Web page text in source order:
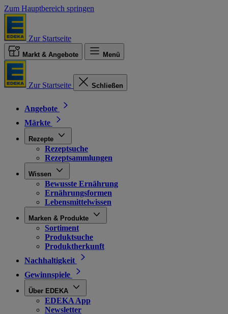
Zum Hauptbereich springen
Zur Startseite
Markt & Angebote Menü
Zur Startseite Schließen
Angebote
Märkte
Rezepte
Rezeptsuche
Rezeptsammlungen
Wissen
Bewusste Ernährung
Ernährungsformen
Lebensmittelwissen
Marken & Produkte
Sortiment
Produktsuche
Produktherkunft
Nachhaltigkeit
Gewinnspiele
Über EDEKA
EDEKA App
Newsletter